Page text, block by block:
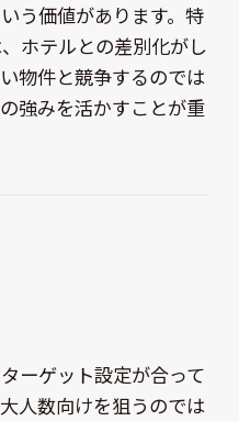
う価値があります。特
ホテルとの差別化がし
物件と競争するのでは
強みを活かすことが重
ーゲット設定が合って
人数向けを狙うのでは